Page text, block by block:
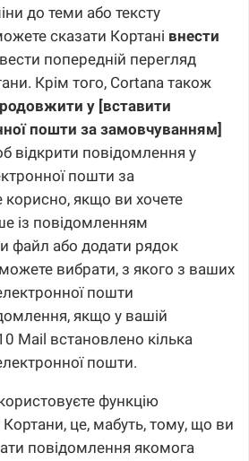
до теми або тексту
сказати Кортані внести
попередній перегляд
Крім того, Cortana також
у [вставити
пошти за замовчуванням]
відкрити повідомлення у
пошти за
якщо ви хочете
із повідомленням
файл або додати рядок
вибрати, з якого з ваших
пошти
якщо у вашій
Mail встановлено кілька
пошти.
функцію
це, мабуть, тому, що ви
повідомлення якомога